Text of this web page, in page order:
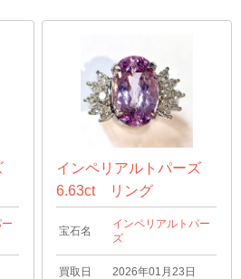
インペリアルトパーズ
6.63ct リング
宝石名
インペリアルトパー
ズ
買取日 2026年01月23日